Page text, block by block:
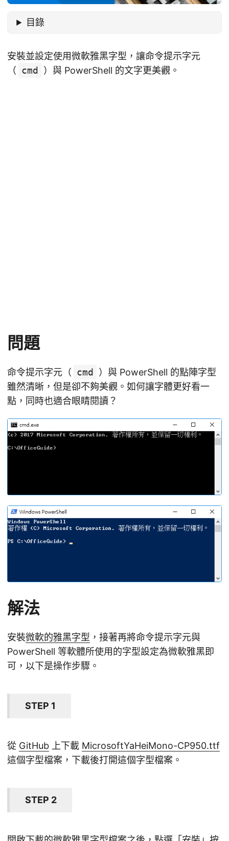
目錄
安裝並設定使用微軟雅黑字型，讓命令提示字元
（ cmd ）與 PowerShell 的文字更美觀。
問題
命令提示字元（ cmd
）與 PowerShell 的點陣字型
雖然清晰，但是卻不夠美觀。如何讓字體更好看一
點，同時也適合眼睛閱讀？
解法
安裝微軟的雅黑字型 ，接著再將命令提示字元與
PowerShell 等軟體所使用的字型設定為微軟雅黑即
可，以下是操作步驟。
STEP 1
從 GitHub 上下載 MicrosoftYaHeiMono-CP950.ttf
這個字型檔案，下載後打開這個字型檔案。
STEP 2